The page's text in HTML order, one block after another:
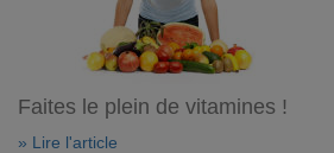
Faites le plein de vitamines !
» Lire l'article